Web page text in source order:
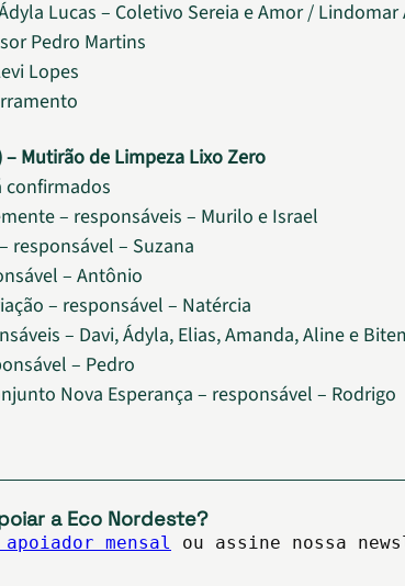
Lucas – Coletivo Sereia e Amor / Lindomar
Pedro Martins
Lopes
– Mutirão de Limpeza Lixo Zero
confirmados
– responsáveis – Murilo e Israel
responsável – Suzana
– Antônio
– responsável – Natércia
– Davi, Ádyla, Elias, Amanda, Aline e
– Pedro
Nova Esperança – responsável – Rodrigo
a Eco Nordeste?
apoiador mensal
ou assine nossa